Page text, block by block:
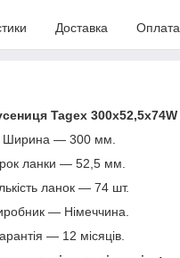
Доставка Оплата
Tagex 300х52,5х74W
Ширина — 300 мм.
ланки — 52,5 мм.
ланок — 74 шт.
— Німеччина.
— 12 місяців.